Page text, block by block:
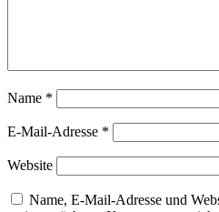
Name *
E-Mail-Adresse *
Website
Name, E-Mail-Adresse und